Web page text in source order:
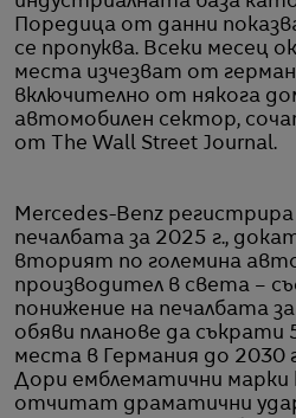
Поредица от данни
се пропуква. Всеки месец
места изчезват от
включително от някога
автомобилен сектор,
от The Wall Street Journal.
Mercedes-Benz
печалбата за 2025 г.,
вторият по големина
производител в света –
понижение на печалбата
обяви планове да
места в Германия до 2030
Дори емблематични марки
отчитат драматични